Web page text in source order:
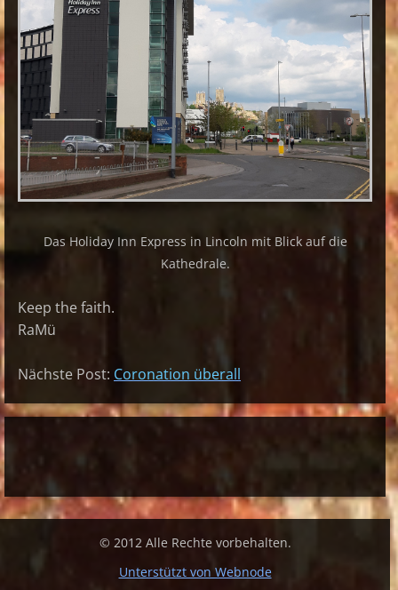
Das Holiday Inn Express in Lincoln mit Blick auf die
Kathedrale.
Keep the faith.
RaMü
Nächste Post: Coronation überall
© 2012 Alle Rechte vorbehalten.
Unterstützt von Webnode